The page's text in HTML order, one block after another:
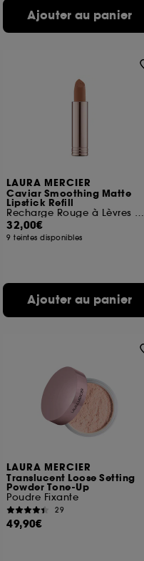
Ajouter au panier
LAURA MERCIER
Caviar Smoothing Matte
Lipstick Refill
Recharge Rouge à Lèvres Mat
32,00€
9 teintes disponibles
Ajouter au panier
LAURA MERCIER
Translucent Loose Setting
Powder Tone-Up
Poudre Fixante
29
49,90€